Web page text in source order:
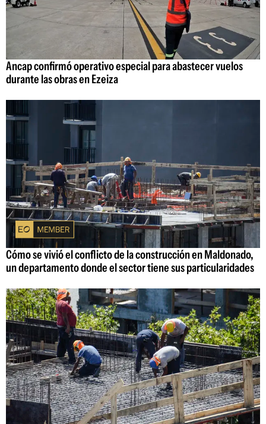
Ancap confirmó operativo especial para abastecer vuelos
durante las obras en Ezeiza
Cómo se vivió el conflicto de la construcción en Maldonado,
un departamento donde el sector tiene sus particularidades